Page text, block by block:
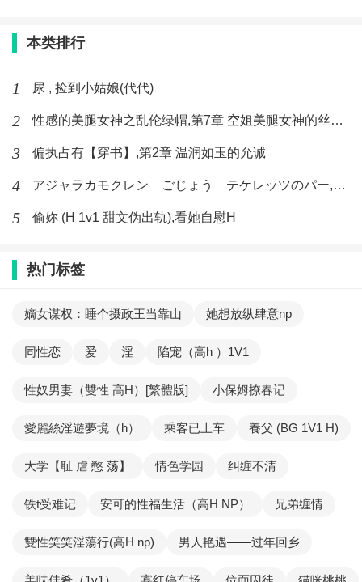
本类排行
1 尿 , 捡到小姑娘(代代)
2 性感的美腿女神之乱伦绿帽,第7章 空姐美腿女神的丝袜足交
3 偏执占有【穿书】,第2章 温润如玉的允诚
4 アジャラカモクレン ごじょう テケレッツのパー,【No. 42 Rube Goldberg Machine】十四
5 偷妳 (H 1v1 甜文伪出轨),看她自慰H
热门标签
嫡女谋权：睡个摄政王当靠山 她想放纵肆意np
同性恋 爱 淫 陷宠（高h ）1V1
性奴男妻（雙性 高H）[繁體版] 小保姆撩春记
愛麗絲淫遊夢境（h） 乘客已上车 養父 (BG 1V1 H)
大学【耻 虐 憋 荡】 情色学园 纠缠不清
铁t受难记 安可的性福生活（高H NP） 兄弟缠情
雙性笑笑淫蕩行(高H np) 男人艳遇——过年回乡